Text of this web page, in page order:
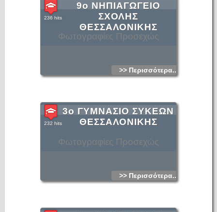
Φωτογραφίες Προσεχώς
9ο ΝΗΠΙΑΓΩΓΕΙΟ
ΣΧΟΛΗΣ
ΘΕΣΣΑΛΟΝΙΚΗΣ
236 hits
>> Περισσότερα...
Φωτογραφίες Προσεχώς
3ο ΓΥΜΝΑΣΙΟ ΣΥΚΕΩΝ
ΘΕΣΣΑΛΟΝΙΚΗΣ
232 hits
>> Περισσότερα...